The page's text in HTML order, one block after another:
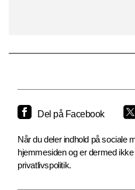
Del på Facebook
Når du deler indhold på sociale
hjemmesiden og er dermed
privatlivspolitik.